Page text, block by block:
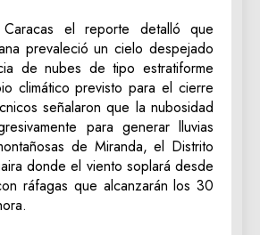
el reporte detalló que
prevaleció un cielo despejado
de nubes de tipo estratiforme
climático previsto para el cierre
señalaron que la nubosidad
para generar lluvias
de Miranda, el Distrito
donde el viento soplará desde
ráfagas que alcanzarán los 30